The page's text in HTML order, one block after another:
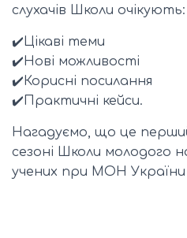
слухачів Школи очікують:
✔️Цікаві теми
✔️Нові можливості
✔️Корисні посилання
✔️Практичні кейси.
Нагадуємо, що це
сезоні Школи молодого
учених при МОН України